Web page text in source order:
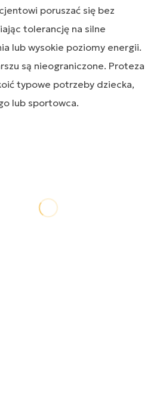
poruszać się bez
tolerancję na silne
lub wysokie poziomy energii.
są nieograniczone. Proteza
typowe potrzeby dziecka,
lub sportowca.